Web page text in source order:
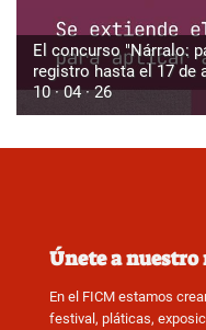
El concurso "Nárralo:
registro hasta el 17 de
10 · 04 · 26
Únete a
En el FICM estamos
festival, pláticas,